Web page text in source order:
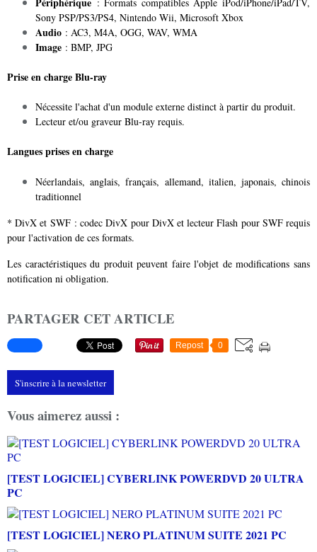
Sony PSP/PS3/PS4, Nintendo Wii, Microsoft Xbox
Audio : AC3, M4A, OGG, WAV, WMA
Image : BMP, JPG
Prise en charge Blu-ray
Nécessite l'achat d'un module externe distinct à partir du produit.
Lecteur et/ou graveur Blu-ray requis.
Langues prises en charge
Néerlandais, anglais, français, allemand, italien, japonais, chinois
traditionnel
* DivX et SWF : codec DivX pour DivX et lecteur Flash pour SWF requis
pour l'activation de ces formats.
Les caractéristiques du produit peuvent faire l'objet de modifications sans
notification ni obligation.
PARTAGER CET ARTICLE
Repost 0
S'inscrire à la newsletter
Vous aimerez aussi :
[TEST LOGICIEL] CYBERLINK POWERDVD 20 ULTRA
PC
[TEST LOGICIEL] NERO PLATINUM SUITE 2021 PC